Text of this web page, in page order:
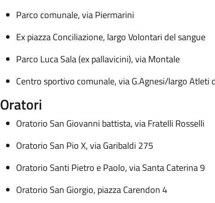
Parco comunale, via Piermarini
Ex piazza Conciliazione, largo Volontari del sangue
Parco Luca Sala (ex pallavicini), via Montale
Centro sportivo comunale, via G.Agnesi/largo Atleti
Oratori
Oratorio San Giovanni battista, via Fratelli Rosselli
Oratorio San Pio X, via Garibaldi 275
Oratorio Santi Pietro e Paolo, via Santa Caterina 9
Oratorio San Giorgio, piazza Carendon 4